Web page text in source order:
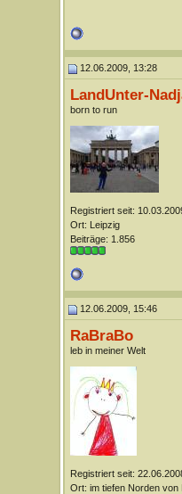
12.06.2009, 13:28
LandUnter-
born to run
Registriert seit:
Ort: Leipzig
Beiträge: 1.856
12.06.2009, 15:46
RaBraBo
leb in meiner Welt
Registriert seit:
Ort: im tiefen Norden von